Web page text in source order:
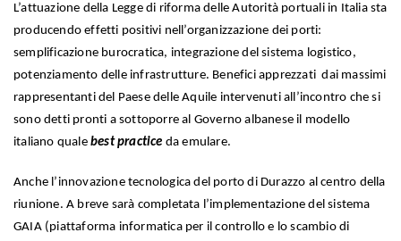
L’attuazione della Legge di riforma delle Autorità portuali in Italia sta
producendo effetti positivi nell’organizzazione dei porti:
semplificazione burocratica, integrazione del sistema logistico,
potenziamento delle infrastrutture. Benefici apprezzati dai massimi
rappresentanti del Paese delle Aquile intervenuti all’incontro che si
sono detti pronti a sottoporre al Governo albanese il modello
italiano quale best practice da emulare.
Anche l’innovazione tecnologica del porto di Durazzo al centro della
riunione. A breve sarà completata l’implementazione del sistema
GAIA (piattaforma informatica per il controllo e lo scambio di